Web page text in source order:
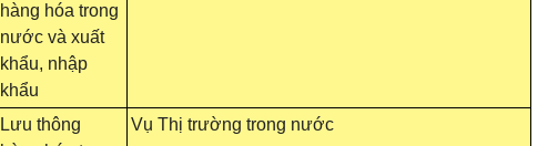
hàng hóa trong
nước và xuất
khẩu, nhập
khẩu
Lưu thông
Vụ Thị trường trong nước